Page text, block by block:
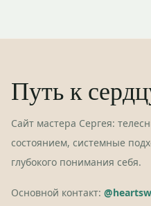
Путь к
Сайт мастера Сергея:
состоянием, системные
глубокого понимания себя.
Основной контакт: